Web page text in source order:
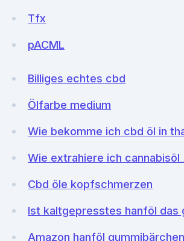
Tfx
pACML
Billiges echtes cbd
Ölfarbe medium
Wie bekomme ich cbd öl in
Wie extrahiere ich cannabisöl_
Cbd öle kopfschmerzen
Ist kaltgepresstes hanföl das
Amazon hanföl gummibärchen